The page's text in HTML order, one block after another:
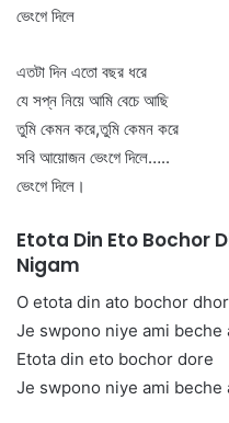
ভেংগে দিলে
এতটা দিন এতো বছর ধরে
যে সপ্ন নিয়ে আমি বেচে আছি
তুমি কেমন করে,তুমি কেমন করে
সবি আয়োজন ভেংগে দিলে…..
ভেংগে দিলে।
Etota Din Eto Bochor
Nigam
O etota din ato bochor
Je swpono niye ami beche
Etota din eto bochor dore
Je swpono niye ami beche